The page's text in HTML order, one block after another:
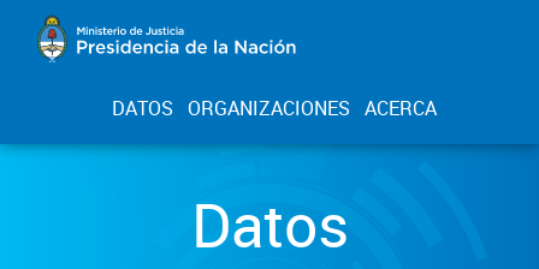
DATOS ORGANIZACIONES ACERCA
Datos